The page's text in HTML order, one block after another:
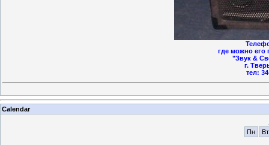
где можно его
"Звук &
г.
тел:
Calendar
Пн
Вт